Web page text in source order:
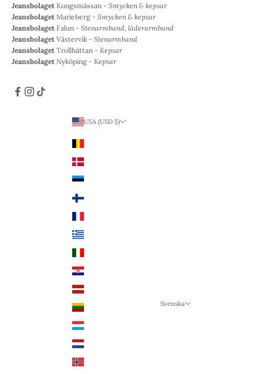
Jeansbolaget Kungsmässan - Smycken & kepsar
Jeansbolaget Marieberg - Smycken & kepsar
Jeansbolaget Falun - Stenarmband, läderarmband
Jeansbolaget Västervik - Stenarmband
Jeansbolaget Trollhättan - Kepsar
Jeansbolaget Nyköping - Kepsar
USA (USD $)
Svenska